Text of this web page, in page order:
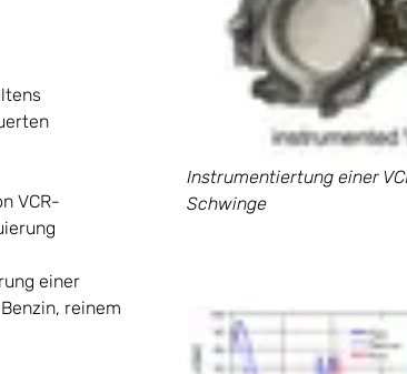
VCR-
einer
reinem
Instrumentiertung einer
Schwinge